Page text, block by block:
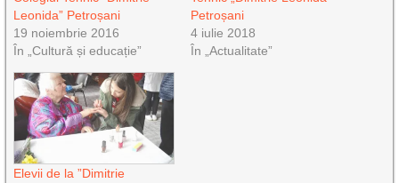
Leonida” Petroșani
19 noiembrie 2016
În „Cultură și educație”
Petroșani
4 iulie 2018
În „Actualitate”
Elevii de la ”Dimitrie